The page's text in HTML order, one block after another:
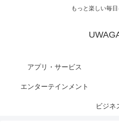
もっと楽しい毎日
アプリ・サービス
エンターテインメント
ビジネ